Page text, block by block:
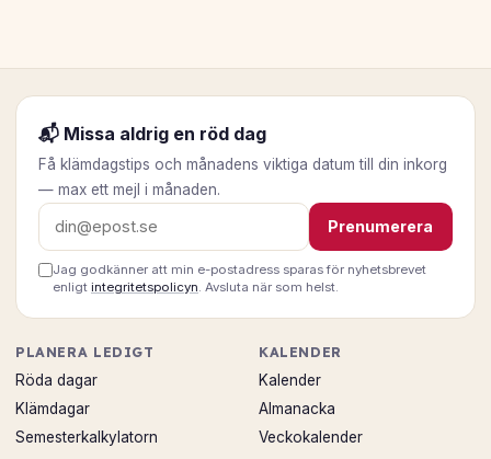
📬 Missa aldrig en röd dag
Få klämdagstips och månadens viktiga datum till din inkorg
— max ett mejl i månaden.
E-postadress Prenumerera
Jag godkänner att min e-postadress sparas för nyhetsbrevet
enligt integritetspolicyn . Avsluta när som helst.
PLANERA LEDIGT
Röda dagar
Klämdagar
Semesterkalkylatorn
KALENDER
Kalender
Almanacka
Veckokalender